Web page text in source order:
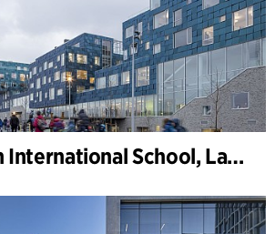
Copenhagen International School, Landskab